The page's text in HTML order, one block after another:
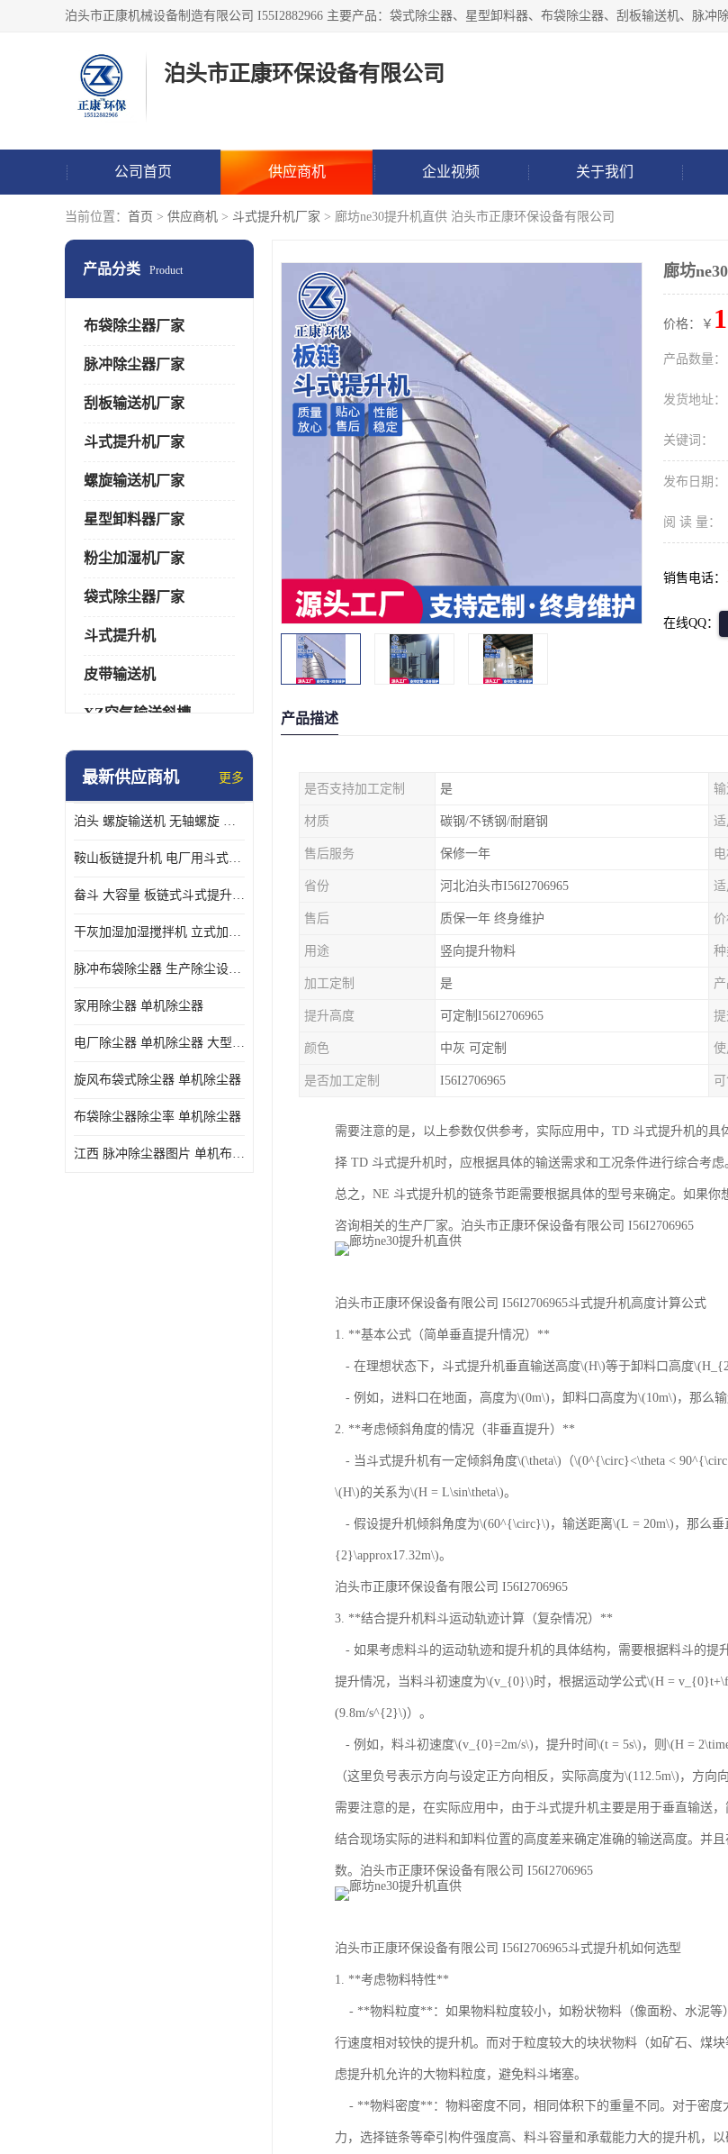
泊头市正康环保设备有限公司
公司首页 供应商机 企业视频 关于我们
当前位置： 首页 > 供应商机 > 斗式提升机厂家 > 廊坊ne30提升机直供 泊头市正康环保设备有限公司
产品分类 Product
布袋除尘器厂家
脉冲除尘器厂家
刮板输送机厂家
斗式提升机厂家
螺旋输送机厂家
星型卸料器厂家
粉尘加湿机厂家
袋式除尘器厂家
斗式提升机
皮带输送机
XZ空气输送斜槽
通风蝶阀/百叶阀
气旋混动喷淋塔
N-TGD钢丝胶带斗式提升机
最新供应商机 更多
泊头 螺旋输送机 无轴螺旋 污泥螺旋输送机 规格齐全
鞍山板链提升机 电厂用斗式提升机 规格齐全
畚斗 大容量 板链式斗式提升机 正康斗提机厂家
干灰加湿加湿搅拌机 立式加湿机消化机 双轴
脉冲布袋除尘器 生产除尘设备厂家
家用除尘器 单机除尘器
电厂除尘器 单机除尘器 大型除尘器制作厂家
旋风布袋式除尘器 单机除尘器
布袋除尘器除尘率 单机除尘器
江西 脉冲除尘器图片 单机布袋除尘器 规格齐全
廊坊
价格：￥
产品数量：
发货地址：
关键词：
发布日期：
阅 读 量：
销售电话：
在线QQ：
产品描述
是否支持加工定制 是
材质 碳钢/不锈钢/耐磨钢
售后服务 保修一年
省份 河北泊头市I56I2706965
售后 质保一年 终身维护
用途 竖向提升物料 种
加工定制 是
提升高度 可定制I56I2706965
颜色 中灰 可定制
是否加工定制 I56I2706965
需要注意的是，以上参数仅供参考，实际应用中，TD 斗式提升机的
择 TD 斗式提升机时，应根据具体的输送需求和工况条件进行综合考
总之，NE 斗式提升机的链条节距需要根据具体的型号来确定。如果
咨询相关的生产厂家。泊头市正康环保设备有限公司 I56I2706965
泊头市正康环保设备有限公司 I56I2706965斗式提升机高度计算公式
1. **基本公式（简单垂直提升情况）**
- 在理想状态下，斗式提升机垂直输送高度\(H\)等于卸料口高度
- 例如，进料口在地面，高度为\(0m\)，卸料口高度为\(10m\)，那么输
2. **考虑倾斜角度的情况（非垂直提升）**
- 当斗式提升机有一定倾斜角度\(\theta\)（\(0^{\circ}<\theta <
\(H\)的关系为\(H = L\sin\theta\)。
- 假设提升机倾斜角度为\(60^{\circ}\)，输送距离\(L = 20m\)，那么
{2}\approx17.32m\)。
泊头市正康环保设备有限公司 I56I2706965
3. **结合提升机料斗运动轨迹计算（复杂情况）**
- 如果考虑料斗的运动轨迹和提升机的具体结构，需要根据料斗的提
提升情况，当料斗初速度为\(v_{0}\)时，根据运动学公式\(H =
(9.8m/s^{2}\)）。
- 例如，料斗初速度\(v_{0}=2m/s\)，提升时间\(t = 5s\)，则\(H =
（这里负号表示方向与设定正方向相反，实际高度为\(112.5m\)，方向向
需要注意的是，在实际应用中，由于斗式提升机主要是用于垂直输送
结合现场实际的进料和卸料位置的高度差来确定准确的输送高度。并
数。泊头市正康环保设备有限公司 I56I2706965
泊头市正康环保设备有限公司 I56I2706965斗式提升机如何选型
1. **考虑物料特性**
- **物料粒度**：如果物料粒度较小，如粉状物料（像面粉、水泥等
行速度相对较快的提升机。而对于粒度较大的块状物料（如矿石、煤
虑提升机允许的大物料粒度，避免料斗堵塞。
- **物料密度**：物料密度不同，相同体积下的重量不同。对于密度
力，选择链条等牵引构件强度高、料斗容量和承载能力大的提升机，以